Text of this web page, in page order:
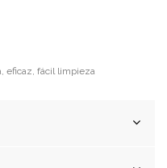
eficaz, fácil limpieza